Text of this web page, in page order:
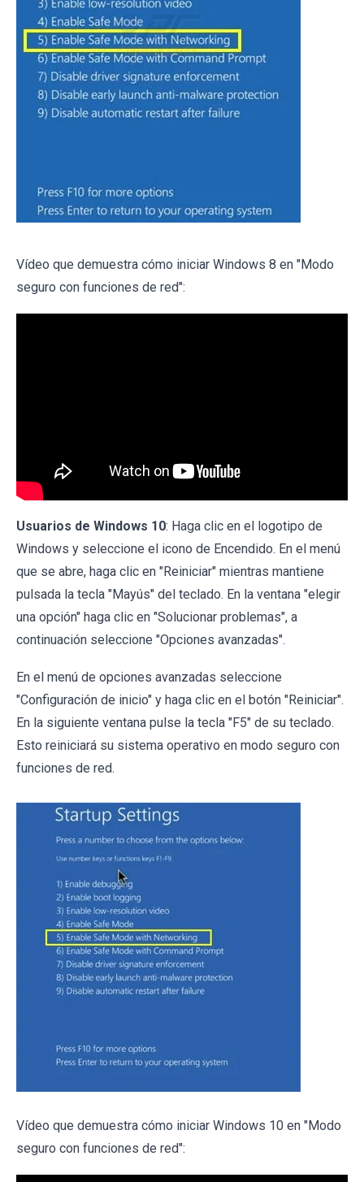
Vídeo que demuestra cómo iniciar Windows 8 en "Modo
seguro con funciones de red":
Usuarios de Windows 10: Haga clic en el logotipo de
Windows y seleccione el icono de Encendido. En el menú
que se abre, haga clic en "Reiniciar" mientras mantiene
pulsada la tecla "Mayús" del teclado. En la ventana "elegir
una opción" haga clic en "Solucionar problemas", a
continuación seleccione "Opciones avanzadas".
En el menú de opciones avanzadas seleccione
"Configuración de inicio" y haga clic en el botón "Reiniciar".
En la siguiente ventana pulse la tecla "F5" de su teclado.
Esto reiniciará su sistema operativo en modo seguro con
funciones de red.
Vídeo que demuestra cómo iniciar Windows 10 en "Modo
seguro con funciones de red":